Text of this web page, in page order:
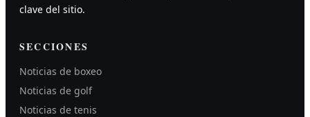
clave del sitio.
SECCIONES
Noticias de boxeo
Noticias de golf
Noticias de tenis